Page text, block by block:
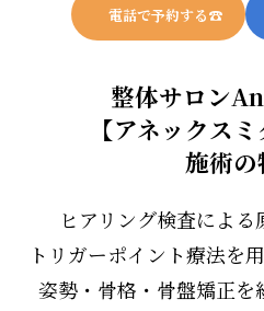
電話で予約する☎︎
整体サロン
【アネックス
施術の
ヒアリング検査による
トリガーポイント療法を
姿勢・骨格・骨盤矯正を